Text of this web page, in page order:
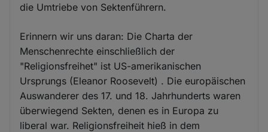
die Umtriebe von Sektenführern.
Erinnern wir uns daran: Die Charta der
Menschenrechte einschließlich der
"Religionsfreihet" ist US-amerikanischen
Ursprungs (Eleanor Roosevelt) . Die europäischen
Auswanderer des 17. und 18. Jahrhunderts waren
überwiegend Sekten, denen es in Europa zu
liberal war. Religionsfreiheit hieß in dem